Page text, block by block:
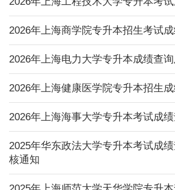
2026年上海商学院专升本招生考试
2026年上海电力大学专升本成绩查
2026年上海健康医学院专升本招生
2026年上海海事大学专升本考试成
2025年华东政法大学专升本考试成
核通知